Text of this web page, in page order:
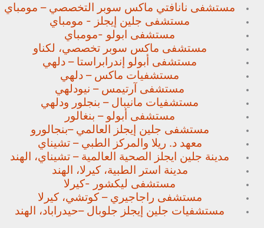
مستشفى نانافتي ماكس سوبر التخصصي – مومباي
مستشفى جلين إيجلز - مومباي
مستشفى ابولو -مومباي
مستشفى ماكس سوبر تخصصي، لكناو
مستشفى أبولو إندرابراستا – دلهي
مستشفيات ماكس – دلهي
مستشفى آرتيمس – نيودلهي
مستشفيات مانيبال – بنجلور ودلهي
مستشفى أبولو – بنغالور
مستشفى جلين إيجلز العالمي –بنجالورو
معهد د. ريلا والمركز الطبي – تشيناي
مدينة جلين ايجلز الصحية العالمية – تشيناي، الهند
مدينة استر الطبية، كيرلا، الهند
مستشفى ليكشور -كيرلا
مستشفى راجاجيري – كوتشي، كيرلا
مستشفيات جلين إيجلز جلوبال –حيدراباد، الهند